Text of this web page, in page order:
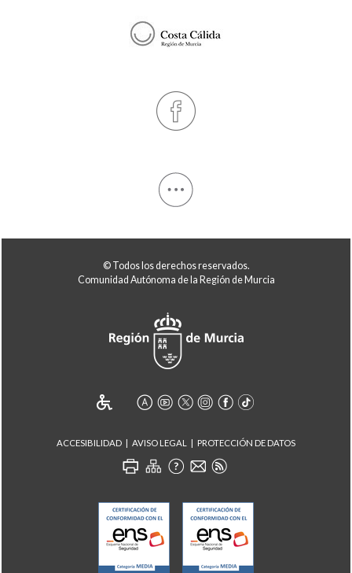
© Todos los derechos reservados.
Comunidad Autónoma de la Región de Murcia
ACCESIBILIDAD AVISO LEGAL PROTECCIÓN DE DATOS